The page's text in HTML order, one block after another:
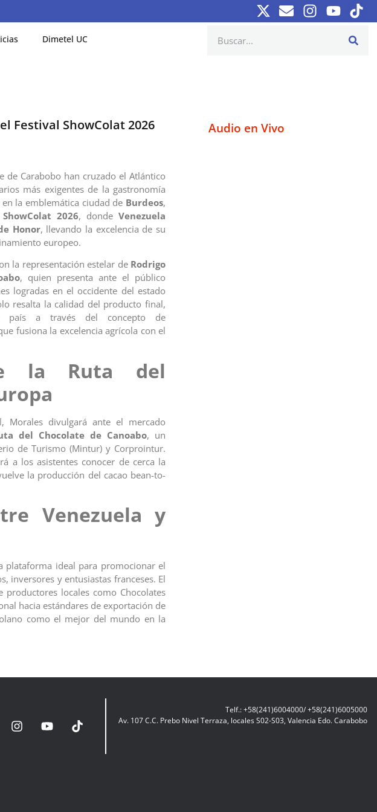
Dimetel UC
Festival ShowColat 2026
de Carabobo han cruzado el Atlántico
más exigentes de la gastronomía
la emblemática ciudad de Burdeos,
2026, dondeVenezuela
Honor, llevando la excelencia de su
europeo.
la representación estelar de Rodrigo
, quien presenta ante el público
logradas en el occidente del estado
resalta la calidad del producto final,
país a través del concepto de
fusiona la excelencia agrícola con el
la Ruta del
Morales divulgará ante el mercado
del Chocolate de Canoabo, un
de Turismo (Mintur) y Corprointur.
a los asistentes conocer de cerca la
la producción del cacao bean-to-
Venezuela y
plataforma ideal para promocionar el
inversores y entusiastas franceses. El
locales como Chocolates
hacia estándares de exportación de
como el mejor del mundo en la
Audio en Vivo
Telf.: +58(241)6004000/ +58(241)6005000
Av. 107 C.C. Prebo Nivel Terraza, locales S02-S03, Valencia Edo. Carabobo